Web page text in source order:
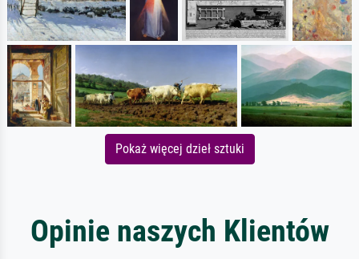
Pokaż więcej dzieł sztuki
Opinie naszych Klientów